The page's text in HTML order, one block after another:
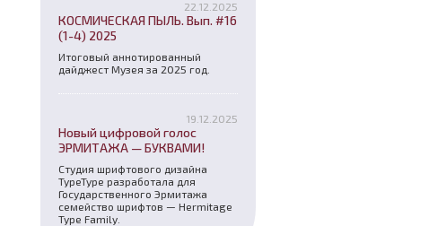
22.12.2025
КОСМИЧЕСКАЯ ПЫЛЬ. Вып. #16
(1-4) 2025
Итоговый аннотированный
дайджест Музея за 2025 год.
19.12.2025
Новый цифровой голос
ЭРМИТАЖА — БУКВАМИ!
Студия шрифтового дизайна
TypeType разработала для
Государственного Эрмитажа
семейство шрифтов — Hermitage
Type Family.